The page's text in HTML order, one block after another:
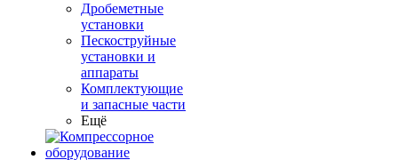
Дробеметные
установки
Пескоструйные
установки и
аппараты
Комплектующие
и запасные части
Ещё